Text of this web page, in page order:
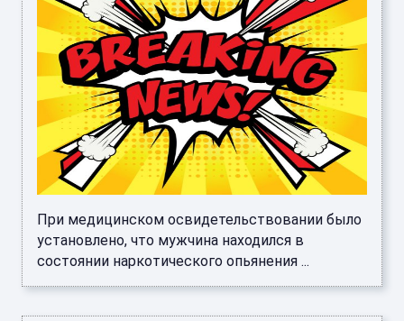
При медицинском освидетельствовании было
установлено, что мужчина находился в
состоянии наркотического опьянения ...